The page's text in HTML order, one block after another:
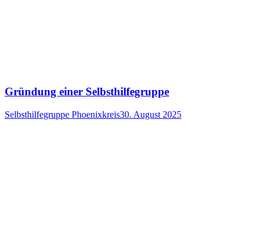
Gründung einer Selbsthilfegruppe
Selbsthilfegruppe Phoenixkreis30. August 2025